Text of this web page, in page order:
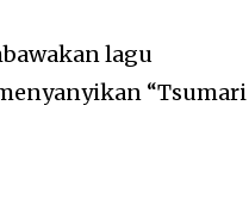
lagu
“Tsumari